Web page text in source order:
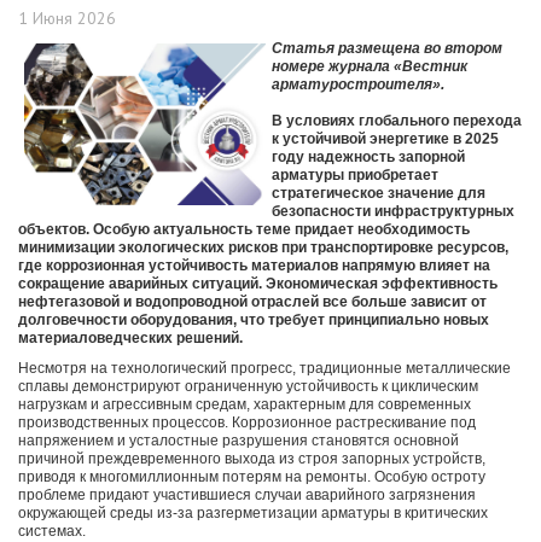
1 Июня 2026
Статья размещена во втором
номере журнала «Вестник
арматуростроителя».
В условиях глобального перехода
к устойчивой энергетике в 2025
году надежность запорной
арматуры приобретает
стратегическое значение для
безопасности инфраструктурных
объектов. Особую актуальность теме придает необходимость
минимизации экологических рисков при транспортировке ресурсов,
где коррозионная устойчивость материалов напрямую влияет на
сокращение аварийных ситуаций. Экономическая эффективность
нефтегазовой и водопроводной отраслей все больше зависит от
долговечности оборудования, что требует принципиально новых
материаловедческих решений.
Несмотря на технологический прогресс, традиционные металлические
сплавы демонстрируют ограниченную устойчивость к циклическим
нагрузкам и агрессивным средам, характерным для современных
производственных процессов. Коррозионное растрескивание под
напряжением и усталостные разрушения становятся основной
причиной преждевременного выхода из строя запорных устройств,
приводя к многомиллионным потерям на ремонты. Особую остроту
проблеме придают участившиеся случаи аварийного загрязнения
окружающей среды из-за разгерметизации арматуры в критических
системах.